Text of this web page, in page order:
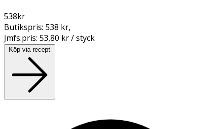
538kr
Butikspris: 538 kr,
Jmfs.pris: 53,80 kr / styck
Köp via recept